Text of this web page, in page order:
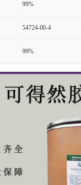
99%
54724-00-4
99%